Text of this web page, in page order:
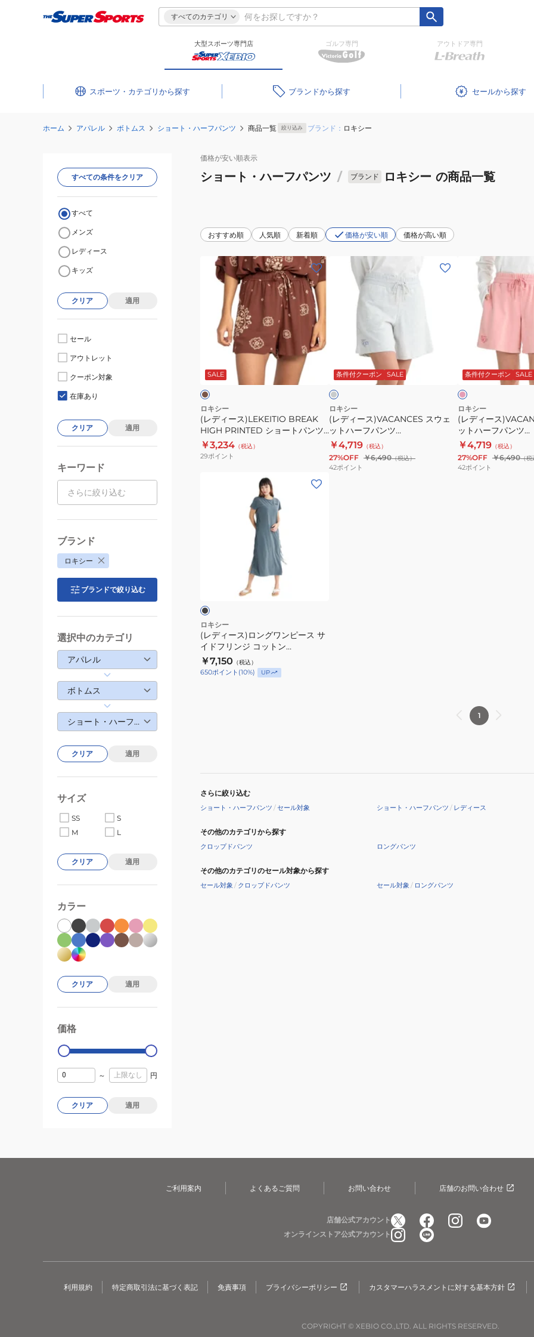
すべてのカテゴリ
大型スポーツ専門店 ゴルフ専門 アウトドア専門
スポーツ・カテゴリ ブランド セール
ホーム アパレル ボトムス ショート・ハーフパンツ 商品一覧 絞り込み ブランド： ロキシー
価格が安い順表示
ショート・ハーフパンツ / ブランド ロキシー の商品一覧
おすすめ順 人気順 新着順 価格が安い順 価格が高い順
ス)LEKEITIO
BREAK
HIGH
PRINTED
シ
ョ
ー
ト
パ
ン
24SPERJNS03508CQR6
SALE
ロキシー
(レディース)LEKEITIO BREAK
HIGH PRINTED ショートパンツ
24SPERJNS03508CQR6
￥3,234 （税込）
29ポイント
ス)VACANCES
ッ
ト
ハ
ー
フ
パ
ン
条件付クーポン SALE
グ
レ
ー
ロキシー
(レディース)VACANCES スウェ
ットハーフパンツ
25SPRPT251078HER
￥4,719 （税込）
27%OFF ￥6,490（税込）
42ポイント
ス)VACANCES
ッ
ト
ハ
ー
フ
パ
ン
条件付クーポン SALE
ピ
ン
ク
ロキシー
(レディース
ットハーフパンツ
￥4,719 （税込）
27%OFF ￥6,490（税
42ポイント
ビ
ー
ン
ピ
ー
ス
サ
ト
ン
DRESS
25SURDR252031BBK
ラ
ッ
ク
ロキシー
(レディース)ロングワンピース サ
イドフリンジ コットン
LABYRINTH DRESS
25SURDR252031BBK
￥7,150 （税込）
650ポイント (10%) UP
1
さらに絞り込む
ショート・ハーフパンツ /セール対象 ショート・ハーフパンツ / レディース
その他のカテゴリから探す
クロップドパンツ ロングパンツ
その他のカテゴリのセール対象から探す
セール対象 / クロップドパンツ セール対象 / ロングパンツ
すべての条件をクリア
すべて
メンズ
レディース
キッズ
クリア 適用
セール
アウトレット
クーポン対象
在庫あり
クリア 適用
キーワード
ブランド
ロキシー
ブランドで絞り込む
選択中のカテゴリ
アパレル
ボトムス
ショート・ハーフパンツ
クリア 適用
サイズ
SS
S
M
L
クリア 適用
カラー
クリア 適用
価格
0
～ 円
クリア 適用
ご利用案内 よくあるご質問 お問い合わせ 店舗のお問い合わせ
店舗公式アカウント
オンラインストア公式アカウント
利用規約 特定商取引法に基づく表記 免責事項 プライバシーポリシー カスタマーハラスメントに対する基本方針
COPYRIGHT © XEBIO CO.,LTD. ALL RIGHTS RESERVED.